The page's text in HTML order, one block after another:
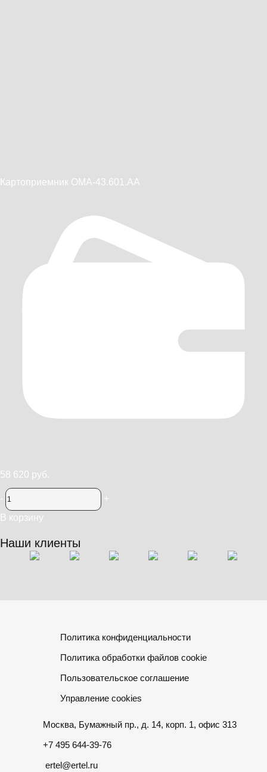
Картоприемник OMA-43.601.AA
58 620 руб.
-
+
В корзину
Наши клиенты
Политика конфиденциальности
Политика обработки файлов cookie
Пользовательское соглашение
Управление cookies
Москва, Бумажный пр., д. 14, корп. 1, офис 313
+7 495 644-39-76
ertel@ertel.ru